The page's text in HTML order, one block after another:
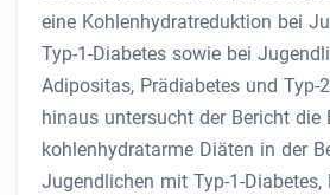
eine Kohlenhydratreduktion bei
Typ-1-Diabetes sowie bei
Adipositas, Prädiabetes und Typ-
hinaus untersucht der Bericht die
kohlenhydratarme Diäten in der
Jugendlichen mit Typ-1-Diabetes,